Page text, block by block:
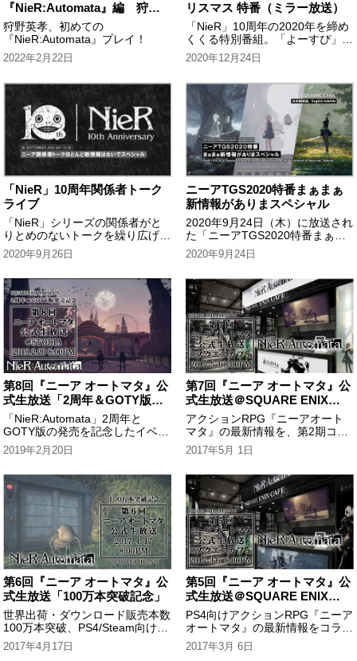
『NieR:Automata』編 狩野
英孝のクリティカノヒット
狩野英孝、初めての
『NieR:Automata』プレイ！
2022年2月22日
リスマス 特番（ミラー放送）
「NieR」10周年の2020年を締め
くくる特別番組。「よーすぴ」こ
と齊藤陽介プロデューサーをホス
トとして、素敵なゲストとと一緒
クライブをお届けします。
2020年12月24日
「NieR」10周年関係者トーク
ライブ
「NieR」シリーズの関係者がと
りとめのないトークを繰り広げる
生放送「ニーア関係者トークほと
んど新情報はないでスペシャル」
2020年9月26日
ニーアTGS2020特番まぁまぁ
新情報がありまスペシャル
2020年9月24日（木）に放送され
た「ニーアTGS2020特番まぁま
ぁ新情報がありまスペシャル」の
アーカイブ映像です。
2020年9月24日
第8回『ニーア オートマタ』公
式生放送「2周年＆GOTY版発
売記念」＠STORIA
「NieR:Automata」2周年と
GOTY版の発売を記念したイベン
トを生中継！ゲーム開発者による
トークやシリーズの最新情報をお
さん他、出演声優の皆様が飛び入
り参加！
2019年2月20日
第7回『ニーア オートマタ』公
式生放送＠SQUARE ENIX
CAFE
アクションRPG『ニーアオート
マタ』の最新情報を、第2期コラ
ボイベント実施中の東京秋葉原
「SQUAREENIXCAFE」より生
の放送の打ち上げの模様をニコニ
コ生...
2017年5月 1日
第6回『ニーア オートマタ』公
式生放送「100万本突破記念」
世界出荷・ダウンロード販売本数
100万本突破、PS4/Steam向けア
クションRPG『ニーアオートマ
タ』の最新情報をお届けします。
2017年4月17日
第5回『ニーア オートマタ』公
式生放送＠SQUARE ENIX
CAFE
PS4向けアクションRPG『ニーア
オートマタ』の最新情報をコラボ
イベント実施中の東京秋葉原
「SQUAREENIXCAFE」より生
2017年3月 6日